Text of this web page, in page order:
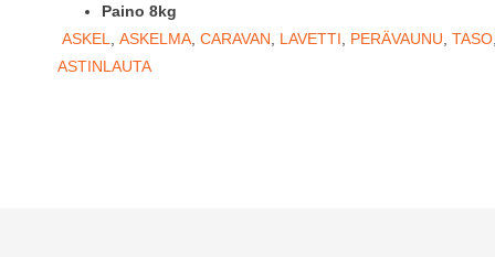
Paino 8kg
ASKEL
ASKELMA CARAVAN LAVETTI PERÄVAUNU TASO
ASTINLAUTA